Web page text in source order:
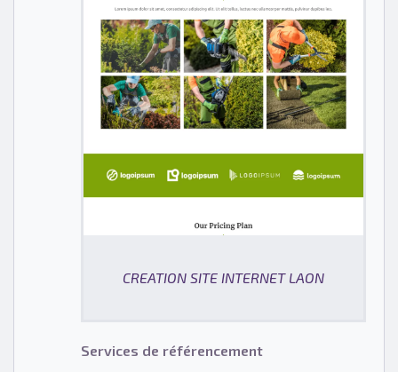
CREATION SITE INTERNET LAON
Services de référencement